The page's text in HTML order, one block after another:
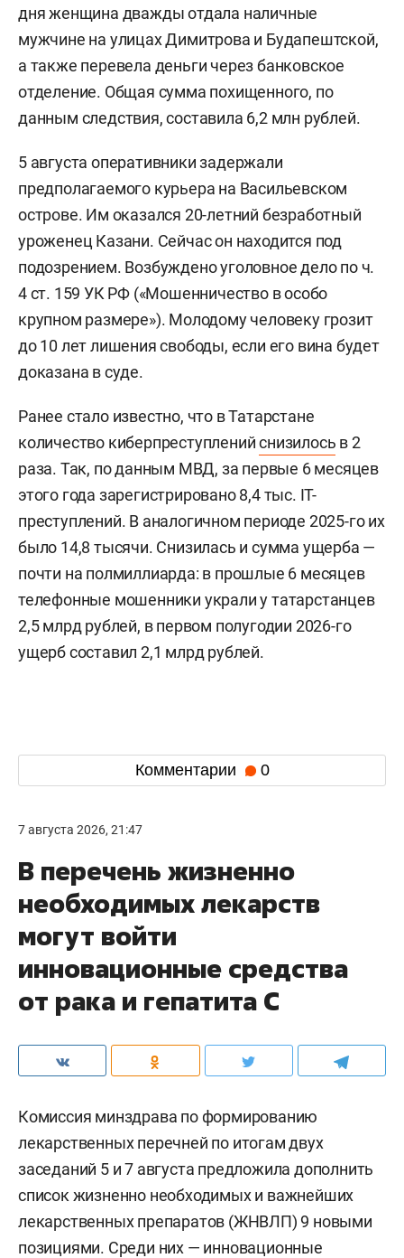
дня женщина дважды отдала наличные
мужчине на улицах Димитрова и Будапештской,
а также перевела деньги через банковское
отделение. Общая сумма похищенного, по
данным следствия, составила 6,2 млн рублей.
5 августа оперативники задержали
предполагаемого курьера на Васильевском
острове. Им оказался 20-летний безработный
уроженец Казани. Сейчас он находится под
подозрением. Возбуждено уголовное дело по ч.
4 ст. 159 УК РФ («Мошенничество в особо
крупном размере»). Молодому человеку грозит
до 10 лет лишения свободы, если его вина будет
доказана в суде.
Ранее стало известно, что в Татарстане
количество киберпреступленийснизилось в 2
раза. Так, по данным МВД, за первые 6 месяцев
этого года зарегистрировано 8,4 тыс. IT-
преступлений. В аналогичном периоде 2025-го их
было 14,8 тысячи. Снизилась и сумма ущерба —
почти на полмиллиарда: в прошлые 6 месяцев
телефонные мошенники украли у татарстанцев
2,5 млрд рублей, в первом полугодии 2026-го
ущерб составил 2,1 млрд рублей.
Комментарии 0
7 августа 2026, 21:47
В перечень жизненно
необходимых лекарств
могут войти
инновационные средства
от рака и гепатита С
Комиссия минздрава по формированию
лекарственных перечней по итогам двух
заседаний 5 и 7 августа предложила дополнить
список жизненно необходимых и важнейших
лекарственных препаратов (ЖНВЛП) 9 новыми
позициями. Среди них — инновационные